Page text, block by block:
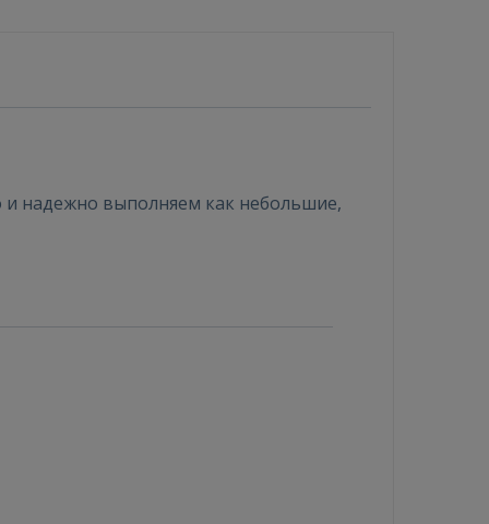
и надежно выполняем как небольшие,